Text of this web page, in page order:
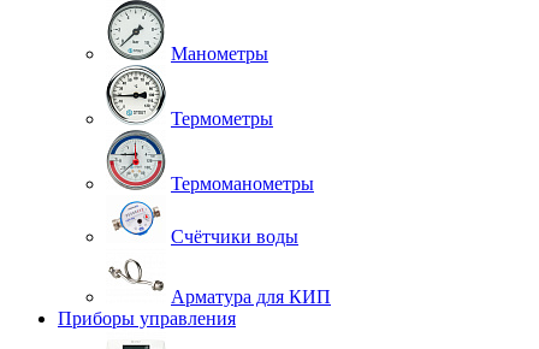
Манометры
Термометры
Термоманометры
Счётчики воды
Арматура для КИП
Приборы управления